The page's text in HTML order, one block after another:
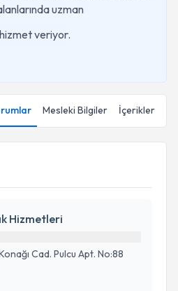
uzman
veriyor.
Mesleki Bilgiler İçerikler
Hizmetleri
Cad. Pulcu Apt. No:88